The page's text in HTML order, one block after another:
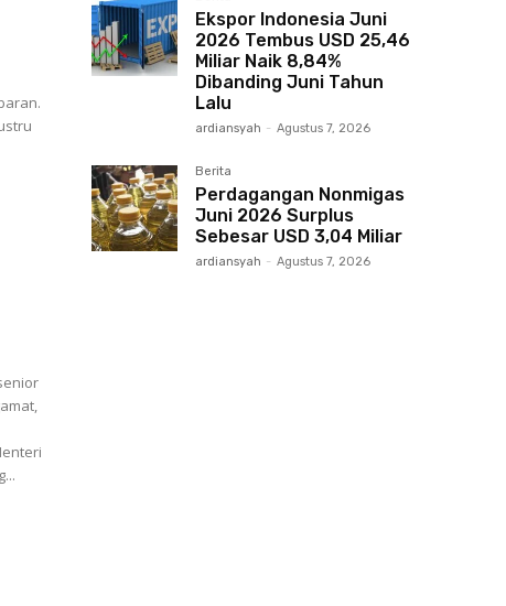
Ekspor Indonesia Juni
2026 Tembus USD 25,46
Miliar Naik 8,84%
Dibanding Juni Tahun
Lalu
ardiansyah - Agustus 7, 2026
Berita
Perdagangan Nonmigas
Juni 2026 Surplus
Sebesar USD 3,04 Miliar
ardiansyah - Agustus 7, 2026